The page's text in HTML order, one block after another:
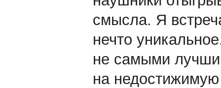
смысла. Я
нечто
не самыми
на